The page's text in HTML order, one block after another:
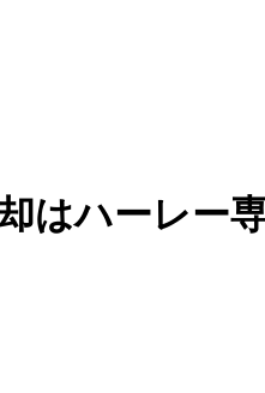
はハーレー